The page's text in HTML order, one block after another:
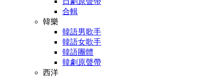
合輯
韓樂
韓語男歌手
韓語女歌手
韓語團體
韓劇原聲帶
西洋